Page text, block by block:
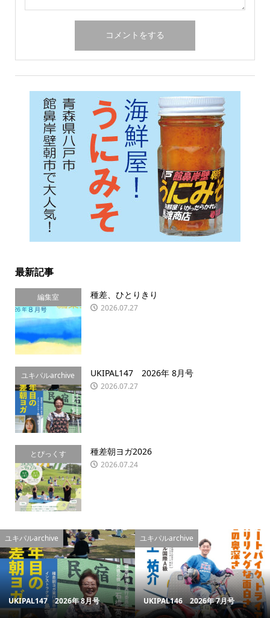
最新記事
編集室 種差、ひとりきり
2026.07.27
ユキパルarchive UKIPAL147 2026年 8月号
2026.07.27
とぴっくす 種差朝ヨガ2026
2026.07.24
ユキパルarchive
UKIPAL147 2026年 8月号
ユキパルarchive
UKIPAL146 2026年 7月号